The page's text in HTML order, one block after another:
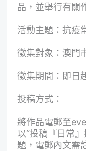
品，並舉行有關
活動主題：抗疫
徵集對象：澳門
徵集期間：即日
投稿方式：
將作品電郵至
以“投稿『日常
題，電郵內文需